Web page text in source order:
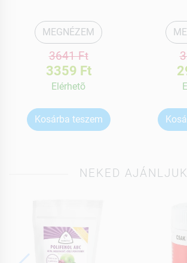
MEGNÉZEM
3641 Ft
3359 Ft
Elérhetõ
Kosárba teszem
NEKED AJÁNLJUK